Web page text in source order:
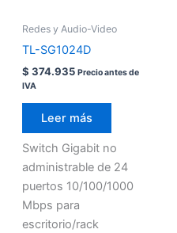
Redes y Audio-Video
TL-SG1024D
$ 374.935 Precio antes de
IVA
Leer más
Switch Gigabit no
administrable de 24
puertos 10/100/1000
Mbps para
escritorio/rack